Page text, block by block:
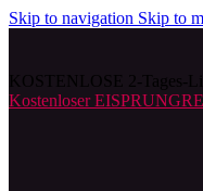
Skip to navigation Skip to
Kostenloser